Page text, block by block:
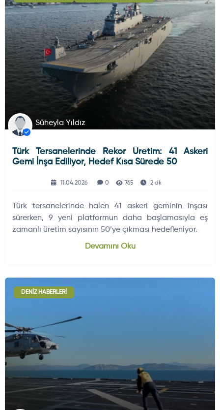
Süheyla Yıldız
Türk Tersanelerinde Rekor Üretim: 41 Askeri
Gemi İnşa Ediliyor, Hedef Kısa Sürede 50
11.04.2026 0 765 2 dk
Türk tersanelerinde halen 41 askeri geminin inşası
sürerken, 9 yeni platformun daha başlamasıyla eş
zamanlı üretim sayısının 50’ye çıkması hedefleniyor.
Devamını Oku
DENIZ HABERLERI